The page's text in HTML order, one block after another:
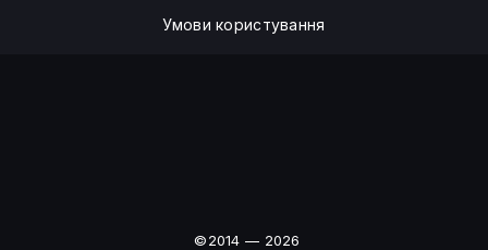
Умови користування
©2014 — 2026